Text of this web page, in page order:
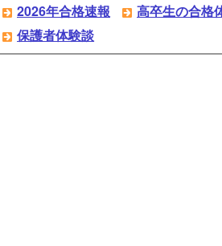
2026年合格速報 高卒生の合格
保護者体験談